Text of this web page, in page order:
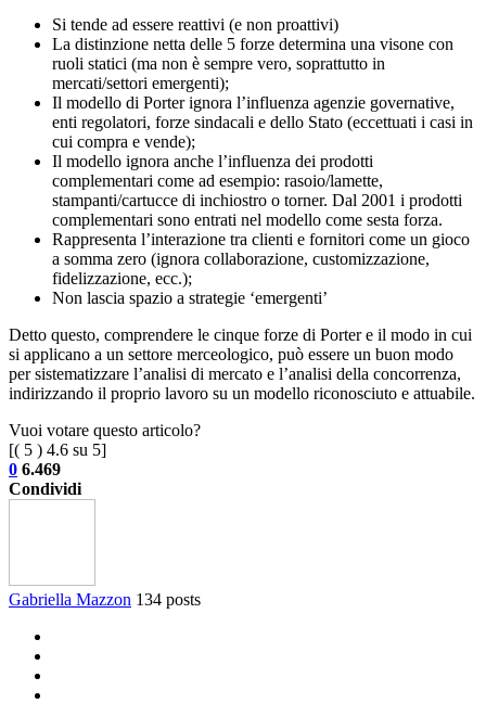
Si tende ad essere reattivi (e non proattivi)
La distinzione netta delle 5 forze determina una visone con
ruoli statici (ma non è sempre vero, soprattutto in
mercati/settori emergenti);
Il modello di Porter ignora l’influenza agenzie governative,
enti regolatori, forze sindacali e dello Stato (eccettuati i casi in
cui compra e vende);
Il modello ignora anche l’influenza dei prodotti
complementari come ad esempio: rasoio/lamette,
stampanti/cartucce di inchiostro o torner. Dal 2001 i prodotti
complementari sono entrati nel modello come sesta forza.
Rappresenta l’interazione tra clienti e fornitori come un gioco
a somma zero (ignora collaborazione, customizzazione,
fidelizzazione, ecc.);
Non lascia spazio a strategie ‘emergenti’
Detto questo, comprendere le cinque forze di Porter e il modo in cui
si applicano a un settore merceologico, può essere un buon modo
per sistematizzare l’analisi di mercato e l’analisi della concorrenza,
indirizzando il proprio lavoro su un modello riconosciuto e attuabile.
Vuoi votare questo articolo?
[( 5 ) 4.6 su 5]
0 6.469
Condividi
Gabriella Mazzon 134 posts